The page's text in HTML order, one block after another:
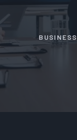
BUSINESS